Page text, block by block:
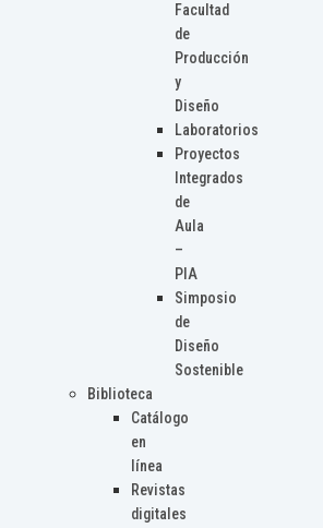
Facultad
de
Producción
y
Diseño
Laboratorios
Proyectos
Integrados
de
Aula
–
PIA
Simposio
de
Diseño
Sostenible
Biblioteca
Catálogo
en
línea
Revistas
digitales